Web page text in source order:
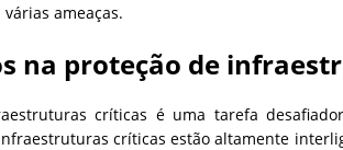
ameaças.
na proteção de
críticas é uma tarefa
críticas estão altamente